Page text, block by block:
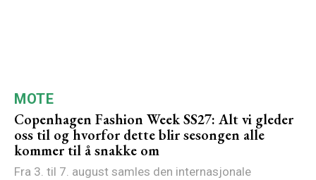
MOTE
Copenhagen Fashion Week SS27: Alt vi gleder
oss til og hvorfor dette blir sesongen alle
kommer til å snakke om
Fra 3. til 7. august samles den internasjonale